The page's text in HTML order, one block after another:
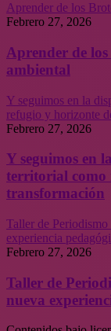
Aprender de los
Febrero 27, 2026
Aprender de los
ambiental
Y seguimos en la
refugio y horizonte
Febrero 27, 2026
Y seguimos en
territorial como
transformación
Taller de
experiencia
Febrero 27, 2026
Taller de
nueva